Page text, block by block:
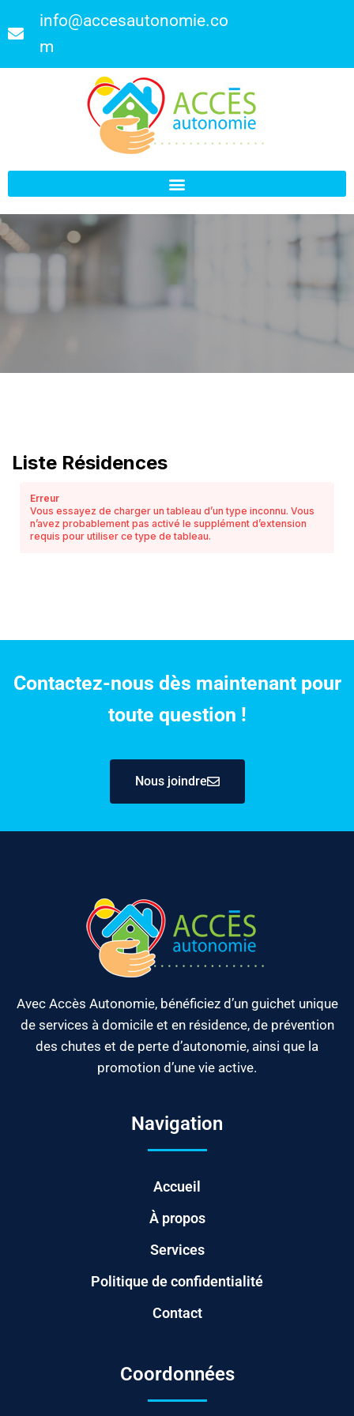
info@accesautonomie.co
m
Liste Résidences
Erreur
Vous essayez de charger un tableau d’un type inconnu. Vous
n’avez probablement pas activé le supplément d’extension
requis pour utiliser ce type de tableau.
Contactez-nous dès maintenant pour
toute question !
Nous joindre
Avec Accès Autonomie, bénéficiez d’un guichet unique
de services à domicile et en résidence, de prévention
des chutes et de perte d’autonomie, ainsi que la
promotion d’une vie active.
Navigation
Accueil
À propos
Services
Politique de confidentialité
Contact
Coordonnées